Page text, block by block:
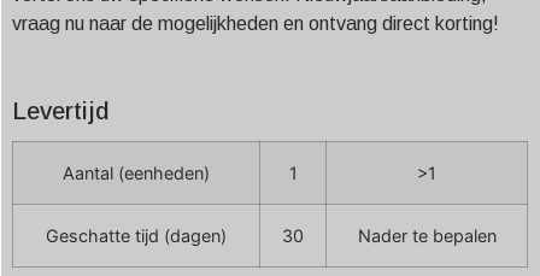
vraag nu naar de mogelijkheden en ontvang direct korting!
Levertijd
Aantal (eenheden) 1 >1
Geschatte tijd (dagen) 30 Nader te bepalen